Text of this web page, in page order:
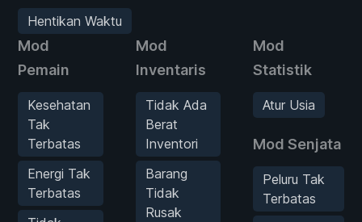
Hentikan Waktu
Mod
Pemain
Kesehatan
Tak
Terbatas
Energi Tak
Terbatas
Mod
Inventaris
Tidak Ada
Berat
Inventori
Barang
Tidak
Rusak
Mod
Statistik
Atur Usia
Mod Senjata
Peluru Tak
Terbatas